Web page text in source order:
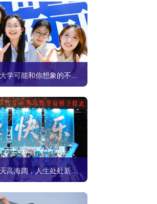
准大一必看！这所大学可能和你想象的不一样
毕业典礼丨愿此去天高海阔，人生处处新开始